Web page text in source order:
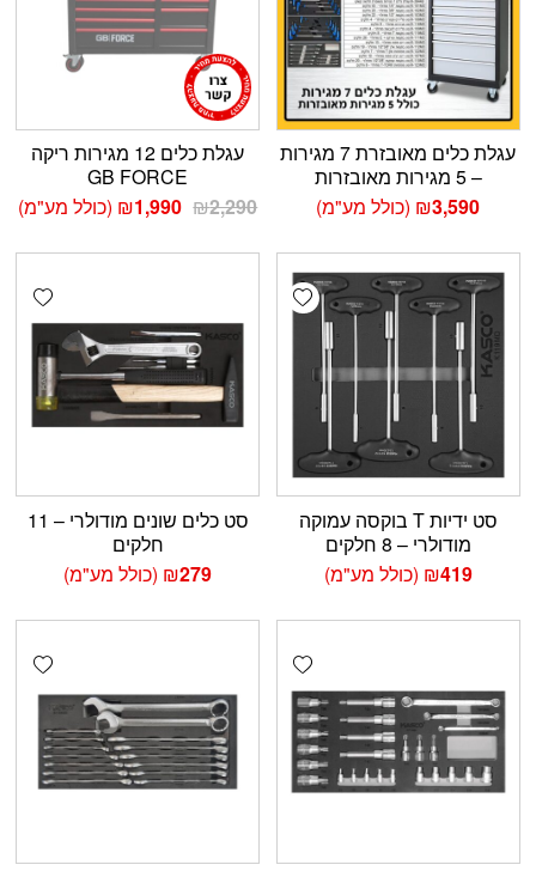
עגלת כלים מאובזרת 7 מגירות
– 5 מגירות מאובזרות
₪3,590 (כולל מע"מ)
עגלת כלים 12 מגירות ריקה
GB FORCE
₪2,290
המחיר
היה:
₪1,990 המחיר
הוא:
(כולל מע"מ)
Add wishlist
סט ידיות T בוקסה עמוקה
מודולרי – 8 חלקים
₪419 (כולל מע"מ)
סט כלים שונים מודולרי – 11
חלקים
₪279 (כולל מע"מ)
Add wishlist